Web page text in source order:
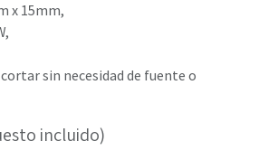
x 15mm,
cortar sin necesidad de fuente o
incluido)